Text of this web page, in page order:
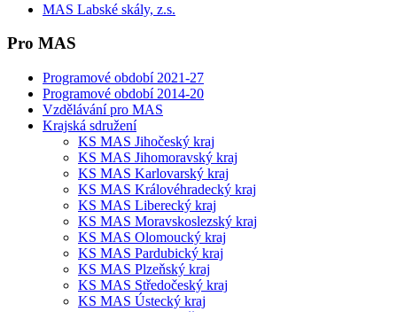
MAS Labské skály, z.s.
Pro MAS
Programové období 2021-27
Programové období 2014-20
Vzdělávání pro MAS
Krajská sdružení
KS MAS Jihočeský kraj
KS MAS Jihomoravský kraj
KS MAS Karlovarský kraj
KS MAS Královéhradecký kraj
KS MAS Liberecký kraj
KS MAS Moravskoslezský kraj
KS MAS Olomoucký kraj
KS MAS Pardubický kraj
KS MAS Plzeňský kraj
KS MAS Středočeský kraj
KS MAS Ústecký kraj